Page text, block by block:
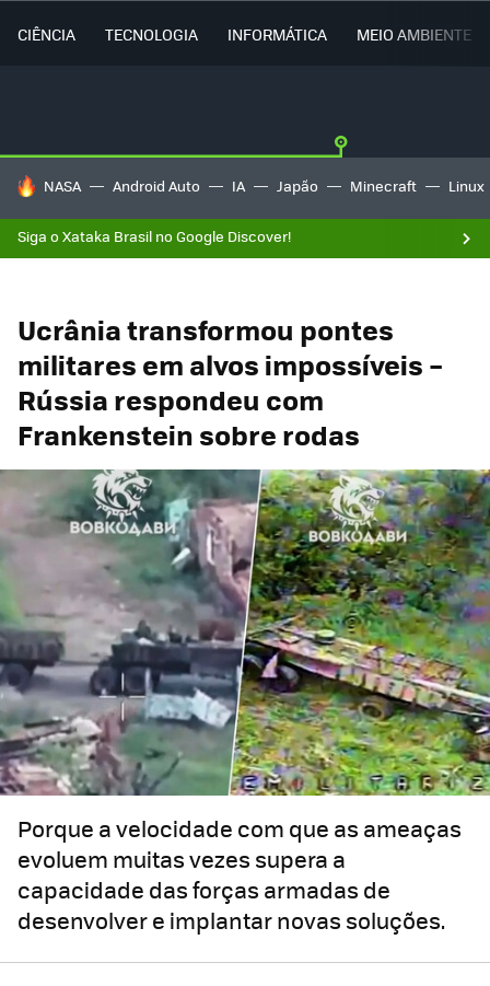
CIÊNCIA TECNOLOGIA INFORMÁTICA MEIO AMBIENTE
TENDÊNCIAS DO DIA
NASA Android Auto IA Japão Minecraft Linux
Siga o Xataka Brasil no Google Discover!
Ucrânia transformou pontes
militares em alvos impossíveis –
Rússia respondeu com
Frankenstein sobre rodas
Porque a velocidade com que as ameaças
evoluem muitas vezes supera a
capacidade das forças armadas de
desenvolver e implantar novas soluções.